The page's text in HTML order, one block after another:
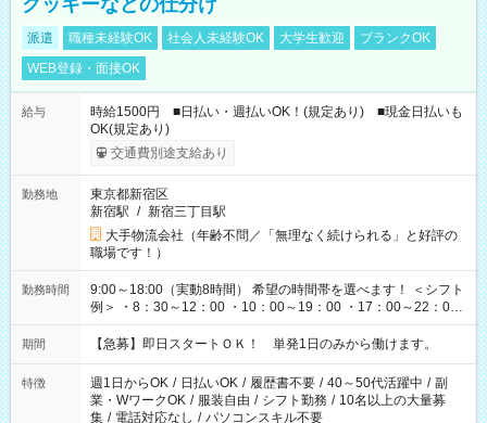
クッキーなどの仕分け
派遣 職種未経験OK 社会人未経験OK 大学生歓迎
ブランクOK
WEB登録・面接OK
給与
時給1500円 ■日払い・週払いOK！(規定あり) ■現金日払いも
OK(規定あり)
交通費別途支給あり
勤務地
東京都新宿区
新宿駅 / 新宿三丁目駅
大手物流会社（年齢不問／「無理なく続けられる」と好評の
職場です！）
勤務時間
9:00～18:00（実動8時間） 希望の時間帯を選べます！ ＜シフト
例＞ ・8：30～12：00 ・10：00～19：00 ・17：00～22：00
・13：00～22：00 ・22：00～翌6：00 など
期間 【急募】即日スタートＯＫ！ 単発1日のみから働けます。
特徴 週1日からOK / 日払いOK / 履歴書不要 / 40～50代活躍中 / 副
業・WワークOK / 服装自由 / シフト勤務 / 10名以上の大量募
集 / 電話対応なし / パソコンスキル不要